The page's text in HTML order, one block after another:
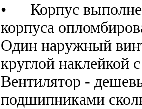
• Корпус
корпуса
Один наружный
круглой наклейкой
Вентилятор -
подшипниками